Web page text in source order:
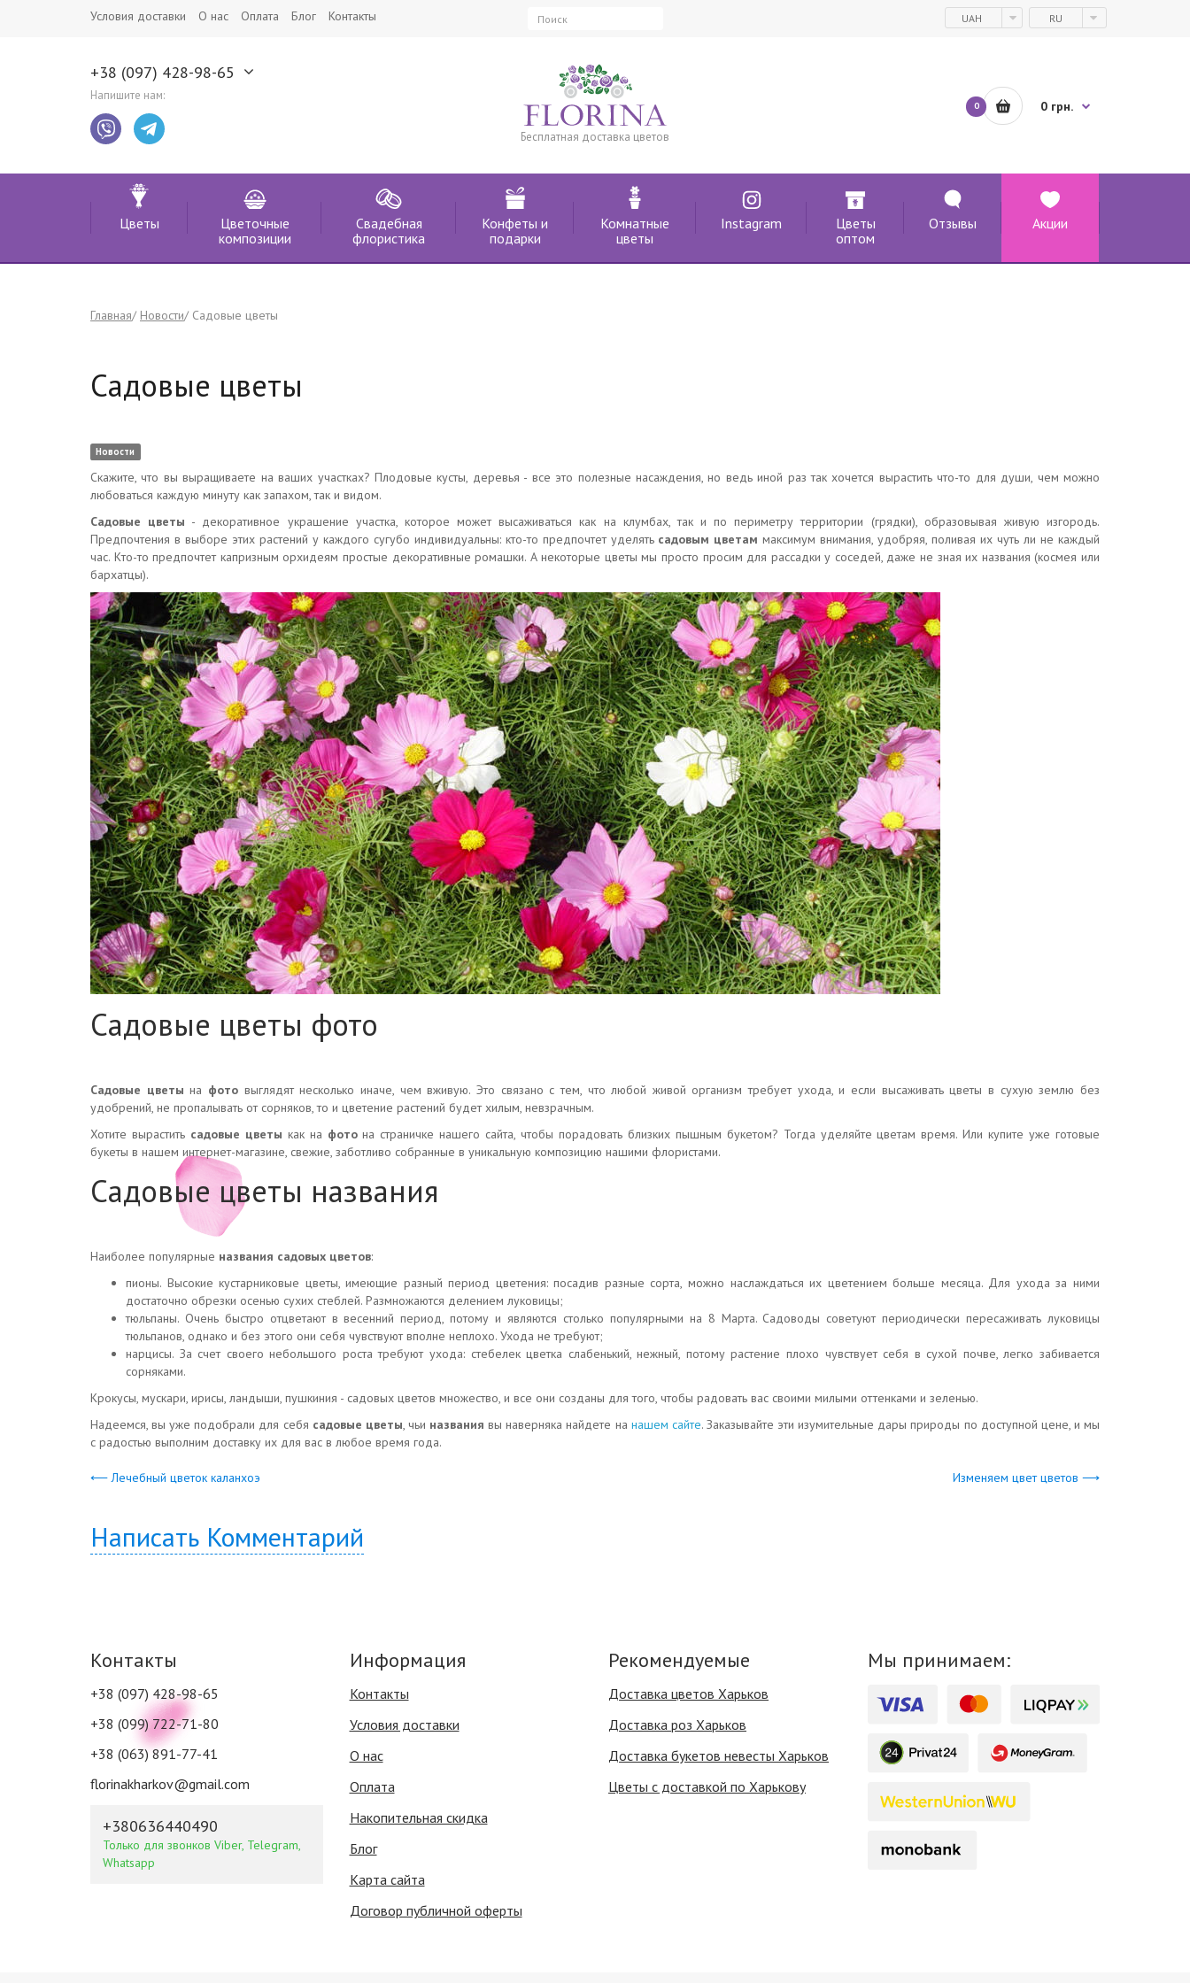
Условия доставки О нас Оплата Блог Контакты UAH RU
+38 (097) 428-98-65
Напишите нам:
Бесплатная доставка цветов
0 0 грн.
Цветы
Цветочные
композиции
Свадебная
флористика
Конфеты и
подарки
Комнатные
цветы
Instagram
Цветы
оптом
Отзывы Акции
Главная Новости Садовые цветы
Садовые цветы
Новости
Скажите, что вы выращиваете на ваших участках? Плодовые кусты, деревья - все это полезные насаждения, но ведь иной раз так хочется вырастить что-то для души, чем можно
любоваться каждую минуту как запахом, так и видом.
Садовые цветы - декоративное украшение участка, которое может высаживаться как на клумбах, так и по периметру территории (грядки), образовывая живую изгородь.
Предпочтения в выборе этих растений у каждого сугубо индивидуальны: кто-то предпочтет уделять садовым цветам максимум внимания, удобряя, поливая их чуть ли не каждый
час. Кто-то предпочтет капризным орхидеям простые декоративные ромашки. А некоторые цветы мы просто просим для рассадки у соседей, даже не зная их названия (космея или
бархатцы).
Садовые цветы фото
Садовые цветы на фотовыглядят несколько иначе, чем вживую. Это связано с тем, что любой живой организм требует ухода, и если высаживать цветы в сухую землю без
удобрений, не пропалывать от сорняков, то и цветение растений будет хилым, невзрачным.
Хотите вырастить садовые цветы как на фотона страничке нашего сайта, чтобы порадовать близких пышным букетом? Тогда уделяйте цветам время. Или купите уже готовые
букеты в нашем интернет-магазине, свежие, заботливо собранные в уникальную композицию нашими флористами.
Садовые цветы названия
Наиболее популярные названия садовых цветов:
пионы. Высокие кустарниковые цветы, имеющие разный период цветения: посадив разные сорта, можно наслаждаться их цветением больше месяца. Для ухода за ними
достаточно обрезки осенью сухих стеблей. Размножаются делением луковицы;
тюльпаны. Очень быстро отцветают в весенний период, потому и являются столько популярными на 8 Марта. Садоводы советуют периодически пересаживать луковицы
тюльпанов, однако и без этого они себя чувствуют вполне неплохо. Ухода не требуют;
нарцисы. За счет своего небольшого роста требуют ухода: стебелек цветка слабенький, нежный, потому растение плохо чувствует себя в сухой почве, легко забивается
сорняками.
Крокусы, мускари, ирисы, ландыши, пушкиния - садовых цветов множество, и все они созданы для того, чтобы радовать вас своими милыми оттенками и зеленью.
Надеемся, вы уже подобрали для себя садовые цветы, чьи названия вы наверняка найдете на нашем сайте. Заказывайте эти изумительные дары природы по доступной цене, и мы
с радостью выполним доставку их для вас в любое время года.
⟵ Лечебный цветок каланхоэ Изменяем цвет цветов ⟶
Написать Комментарий
Контакты
+38 (097) 428-98-65
+38 (099) 722-71-80
+38 (063) 891-77-41
florinakharkov@gmail.com
+380636440490
Только для звонков Viber, Telegram,
Whatsapp
Информация
Контакты
Условия доставки
О нас
Оплата
Накопительная скидка
Блог
Карта сайта
Договор публичной оферты
Рекомендуемые
Доставка цветов Харьков
Доставка роз Харьков
Доставка букетов невесты Харьков
Цветы с доставкой по Харькову
Мы принимаем: